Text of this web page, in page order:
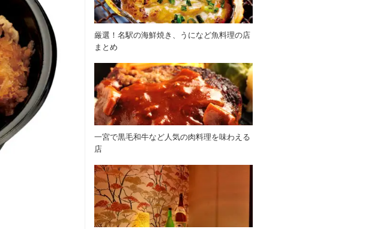
厳選！名駅の海鮮焼き、うになど魚料理の店
まとめ
一宮で黒毛和牛など人気の肉料理を味わえる
店